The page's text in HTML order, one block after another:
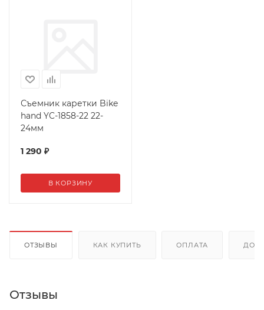
Съемник каретки Bike
hand YC-1858-22 22-
24мм
1 290 ₽
В КОРЗИНУ
ОТЗЫВЫ КАК КУПИТЬ ОПЛАТА
Отзывы